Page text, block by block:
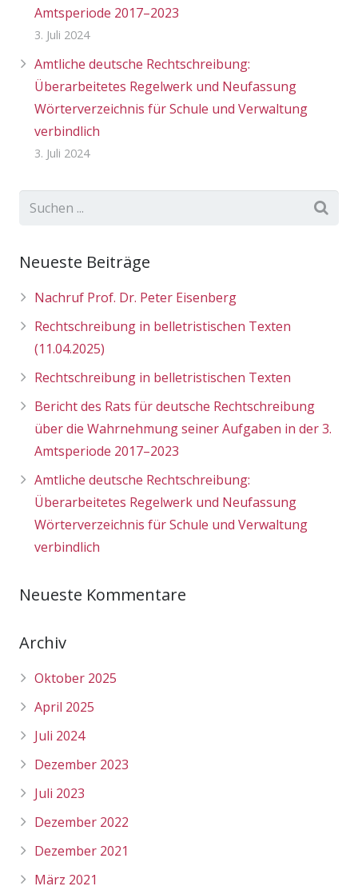
Amtsperiode 2017–2023
3. Juli 2024
Amtliche deutsche Rechtschreibung:
Überarbeitetes Regelwerk und Neufassung
Wörterverzeichnis für Schule und Verwaltung
verbindlich
3. Juli 2024
Neueste Beiträge
Nachruf Prof. Dr. Peter Eisenberg
Rechtschreibung in belletristischen Texten
(11.04.2025)
Rechtschreibung in belletristischen Texten
Bericht des Rats für deutsche Rechtschreibung
über die Wahrnehmung seiner Aufgaben in der 3.
Amtsperiode 2017–2023
Amtliche deutsche Rechtschreibung:
Überarbeitetes Regelwerk und Neufassung
Wörterverzeichnis für Schule und Verwaltung
verbindlich
Neueste Kommentare
Archiv
Oktober 2025
April 2025
Juli 2024
Dezember 2023
Juli 2023
Dezember 2022
Dezember 2021
März 2021